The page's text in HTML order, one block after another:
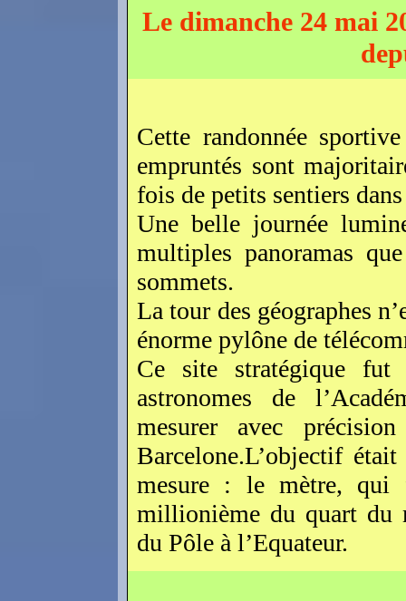
Le dimanche 24 mai
Cette randonnée
empruntés sont
fois de petits sentiers
Une belle journée
multiples panoramas
sommets.
La tour des géographes
énorme pylône de
Ce site stratégique
astronomes de
mesurer avec
Barcelone.L’objectif
mesure : le mètre, qui
millionième du quart du
du Pôle à l’Equateur.